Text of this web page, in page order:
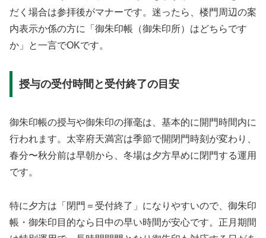
だく場合は参拝後がマナーです。迷ったら、楼門周辺の案
内表示か係の方に「御朱印帳（御朱印所）はどちらです
か」と一言でOKです。
授与の受付時間と受付終了の目安
御朱印帳の授与や御朱印の揮毫は、基本的に開門時間内に
行われます。太宰府天満宮は季節で開閉門時刻が変わり、
春分〜秋分前は早朝から、冬場は夕方早めに閉門する運用
です。
特に夕方は「閉門＝受付終了」になりやすいので、御朱印
帳・御朱印目的なら日中の早い時間が安心です。正月期間